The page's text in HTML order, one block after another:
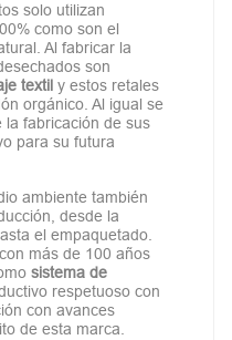
solo utilizan
como son el
Al fabricar la
son
textil y estos retales
orgánico. Al igual se
la fabricación de sus
para su futura
ambiente también
desde la
el empaquetado.
más de 100 años
sistema de
respetuoso con
con avances
de esta marca.